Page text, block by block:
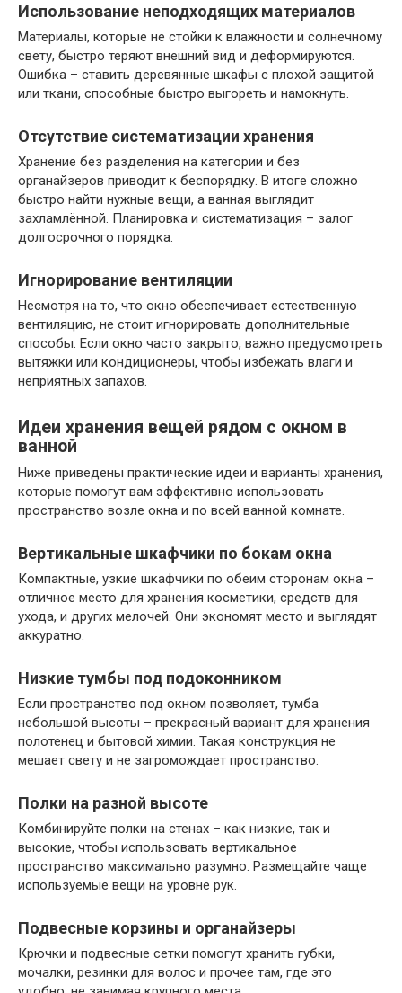
Использование неподходящих материалов
Материалы, которые не стойки к влажности и солнечному
свету, быстро теряют внешний вид и деформируются.
Ошибка – ставить деревянные шкафы с плохой защитой
или ткани, способные быстро выгореть и намокнуть.
Отсутствие систематизации хранения
Хранение без разделения на категории и без
органайзеров приводит к беспорядку. В итоге сложно
быстро найти нужные вещи, а ванная выглядит
захламлённой. Планировка и систематизация – залог
долгосрочного порядка.
Игнорирование вентиляции
Несмотря на то, что окно обеспечивает естественную
вентиляцию, не стоит игнорировать дополнительные
способы. Если окно часто закрыто, важно предусмотреть
вытяжки или кондиционеры, чтобы избежать влаги и
неприятных запахов.
Идеи хранения вещей рядом с окном в
ванной
Ниже приведены практические идеи и варианты хранения,
которые помогут вам эффективно использовать
пространство возле окна и по всей ванной комнате.
Вертикальные шкафчики по бокам окна
Компактные, узкие шкафчики по обеим сторонам окна –
отличное место для хранения косметики, средств для
ухода, и других мелочей. Они экономят место и выглядят
аккуратно.
Низкие тумбы под подоконником
Если пространство под окном позволяет, тумба
небольшой высоты – прекрасный вариант для хранения
полотенец и бытовой химии. Такая конструкция не
мешает свету и не загромождает пространство.
Полки на разной высоте
Комбинируйте полки на стенах – как низкие, так и
высокие, чтобы использовать вертикальное
пространство максимально разумно. Размещайте чаще
используемые вещи на уровне рук.
Подвесные корзины и органайзеры
Крючки и подвесные сетки помогут хранить губки,
мочалки, резинки для волос и прочее там, где это